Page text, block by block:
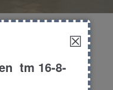
achterruit
☒
tm 16-8-